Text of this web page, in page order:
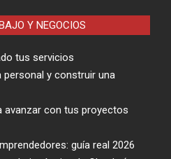
Y NEGOCIOS
tus servicios
y construir una
avanzar con tus proyectos
guía real 2026